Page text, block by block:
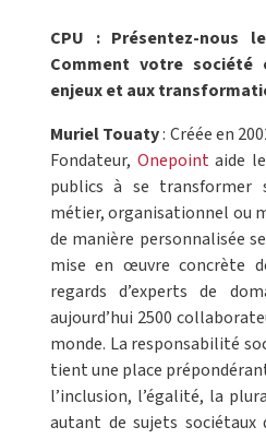
CPU : Présentez-nous
Comment votre société
enjeux et aux
Muriel Touaty: Créée en
Fondateur, Onepointaide
publics à se transformer
métier, organisationnel ou
de manière personnalisée
mise en œuvre concrète
regards d’experts de
aujourd’hui 2500
monde. La responsabilité
tient une place
l’inclusion, l’égalité, la
autant de sujets